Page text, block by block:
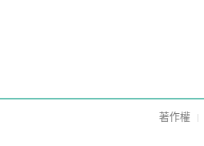
著作權